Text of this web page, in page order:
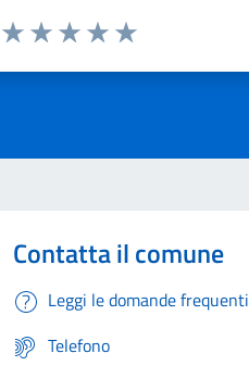
Contatta il comune
Leggi le domande frequenti
Telefono